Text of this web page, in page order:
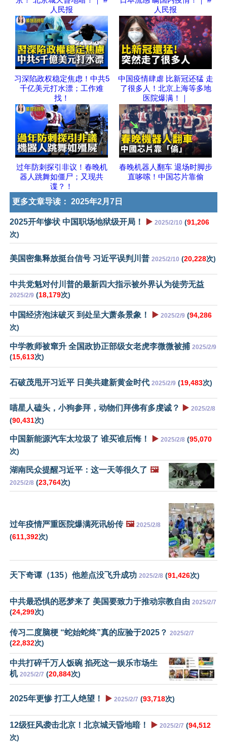
人民报
人民报
习深陷政权稳定焦虑！中共5
千亿美元打水漂；工作难
找！
中国疫情肆虐 比新冠还猛 走
了很多人！北京上海等多地
医院爆满！｜
过年防刺探引非议！春晚机
器人跳舞如僵尸；又现共
谍？！
春晚机器人翻车 退场时脚步
直哆嗦！中国芯片靠偷
更多文章导读： 2025年2月7日
2025开年惨状 中国职场地狱级开局！ ▶️ 2025/2/10 (91,206
次)
美国密集释放挺台信号 习近平误判川普 2025/2/10 (20,228次)
中共党魁对付川普的最新四大指示被外界认为徒劳无益
2025/2/9 (18,179次)
中国经济泡沫破灭 到处呈大萧条景象！ ▶️ 2025/2/9 (94,286
次)
中学教师被窜升 全国政协正部级女老虎李微微被捕 2025/2/9
(15,613次)
石破茂甩开习近平 日美共建新黄金时代 2025/2/9 (19,483次)
喵星人磕头，小狗参拜，动物们拜佛有多虔诚？ ▶️ 2025/2/8
(90,431次)
中国新能源汽车太垃圾了 谁买谁后悔！ ▶️ 2025/2/8 (95,070
次)
湖南民众提醒习近平：这一天等很久了 🖼️
2025/2/8 (23,764次)
过年疫情严重医院爆满死讯纷传 🖼️ 2025/2/8
(611,392次)
天下奇谭（135）他差点没飞升成功 2025/2/8 (91,426次)
中共最恐惧的恶梦来了 美国要致力于推动宗教自由 2025/2/7
(24,299次)
传习二度脑梗 “蛇始蛇终”真的应验于2025？ 2025/2/7
(22,832次)
中共打碎千万人饭碗 掐死这一娱乐市场生
机 2025/2/7 (20,884次)
2025年更惨 打工人绝望！ ▶️ 2025/2/7 (93,718次)
12级狂风袭击北京！北京城天昏地暗！ ▶️ 2025/2/7 (94,512
次)